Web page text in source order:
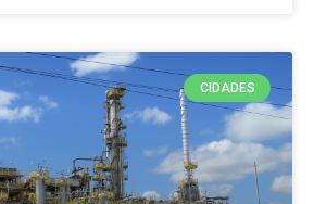
CIDADES